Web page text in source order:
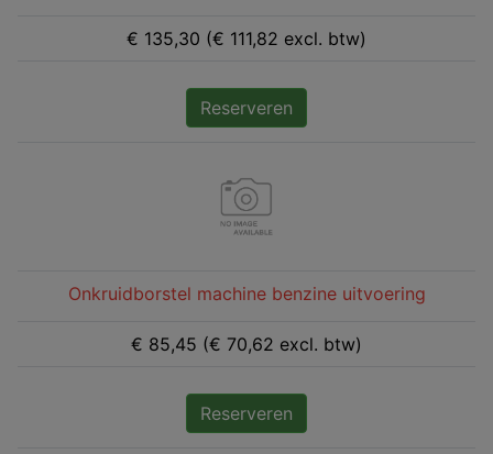
€ 135,30 (€ 111,82 excl. btw)
Reserveren
Onkruidborstel machine benzine uitvoering
€ 85,45 (€ 70,62 excl. btw)
Reserveren